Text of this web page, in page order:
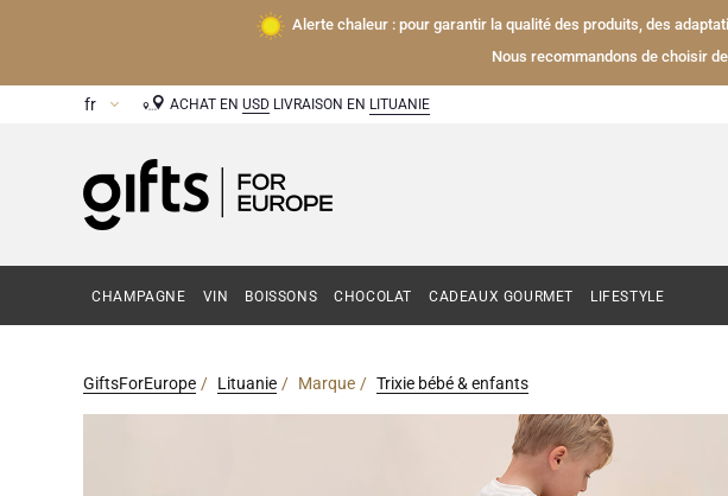
Alerte chaleur : pour garantir la qualité des produits, des
Nous recommandons de choisir
ACHAT EN USD LIVRAISON EN LITUANIE
CHAMPAGNE VIN BOISSONS CHOCOLAT CADEAUX GOURMET LIFESTYLE
GiftsForEurope Lituanie Marque Trixie bébé & enfants